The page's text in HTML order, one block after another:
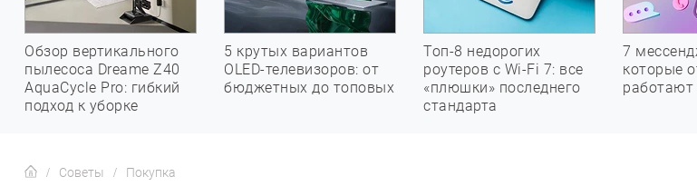
Обзор вертикального
пылесоса Dreame Z40
AquaCycle Pro: гибкий
подход к уборке
5 крутых вариантов
OLED-телевизоров: от
бюджетных до топовых
Топ-8 недорогих
роутеров с Wi-Fi 7: все
«плюшки» последнего
стандарта
7
которые
работают
Советы Покупка